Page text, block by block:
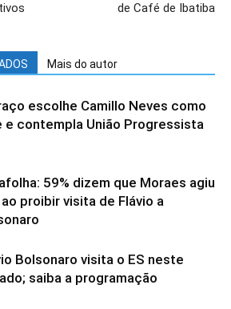
de Café de Ibatiba
Mais do autor
escolhe Camillo Neves como
e contempla União Progressista
59% dizem que Moraes agiu
ao proibir visita de Flávio a
Bolsonaro visita o ES neste
saiba a programação